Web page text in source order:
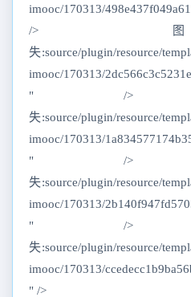
imooc/170313/
/>
失:source/plugin/resource/
imooc/170313/
" />
失:source/plugin/resource/
imooc/170313/
" />
失:source/plugin/resource/
imooc/170313/
" />
失:source/plugin/resource/
imooc/170313/
" />